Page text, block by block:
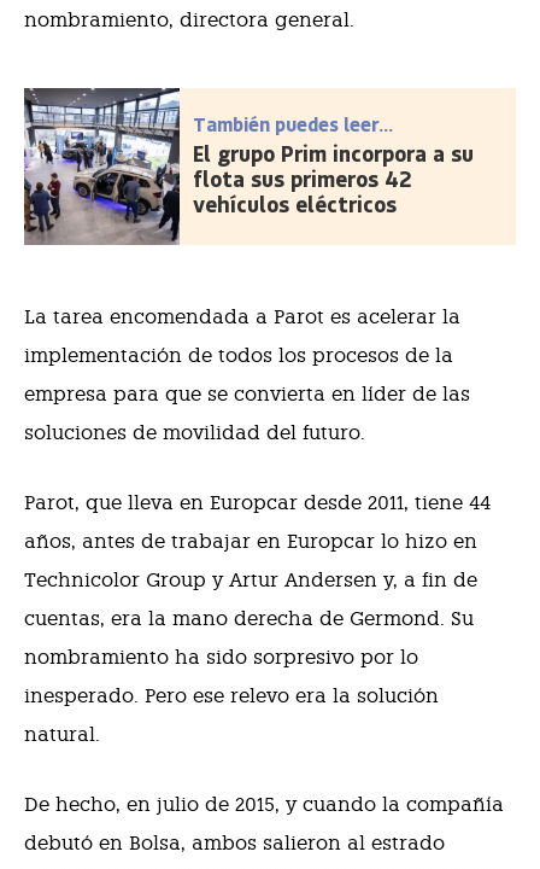
nombramiento, directora general.
También puedes leer...
El grupo Prim incorpora a su
flota sus primeros 42
vehículos eléctricos
La tarea encomendada a Parot es acelerar la
implementación de todos los procesos de la
empresa para que se convierta en líder de las
soluciones de movilidad del futuro.
Parot, que lleva en Europcar desde 2011, tiene 44
años, antes de trabajar en Europcar lo hizo en
Technicolor Group y Artur Andersen y, a fin de
cuentas, era la mano derecha de Germond. Su
nombramiento ha sido sorpresivo por lo
inesperado. Pero ese relevo era la solución
natural.
De hecho, en julio de 2015, y cuando la compañía
debutó en Bolsa, ambos salieron al estrado